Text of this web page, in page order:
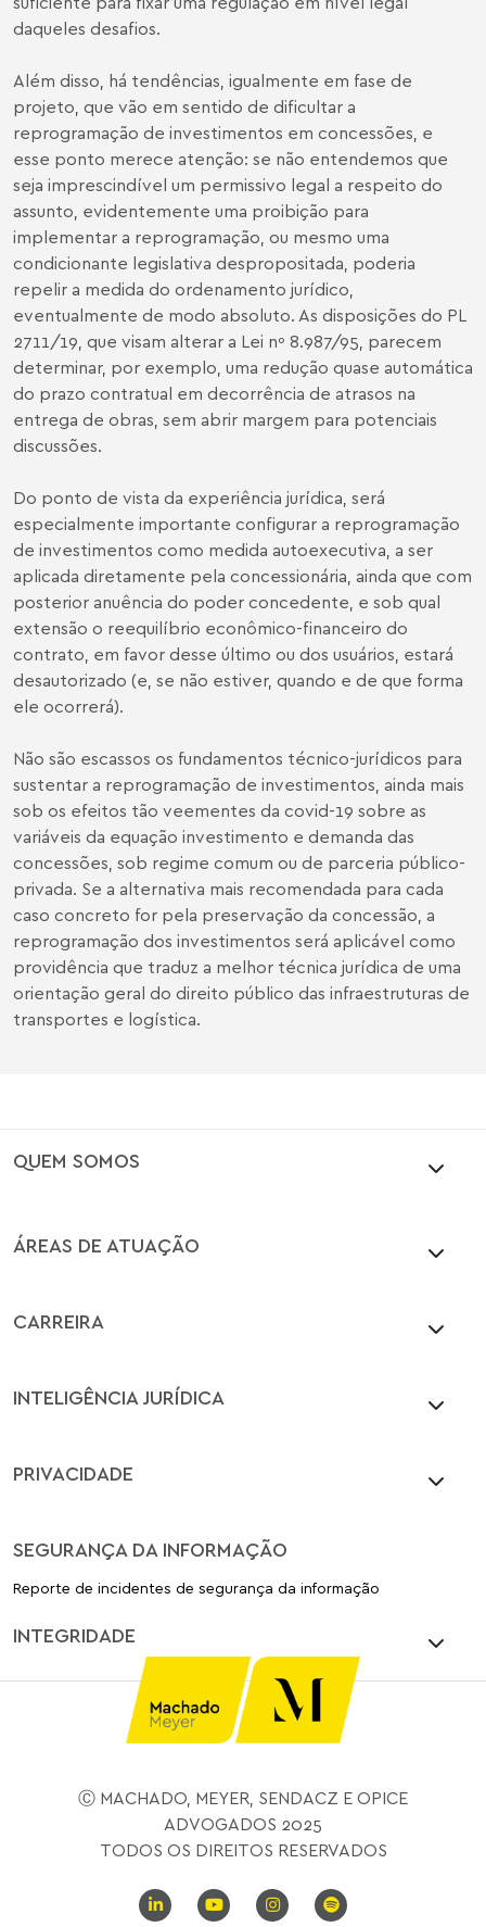
daqueles desafios.
Além disso, há tendências, igualmente em fase de
projeto, que vão em sentido de dificultar a
reprogramação de investimentos em concessões, e
esse ponto merece atenção: se não entendemos que
seja imprescindível um permissivo legal a respeito do
assunto, evidentemente uma proibição para
implementar a reprogramação, ou mesmo uma
condicionante legislativa despropositada, poderia
repelir a medida do ordenamento jurídico,
eventualmente de modo absoluto. As disposições do PL
2711/19, que visam alterar a Lei nº 8.987/95, parecem
determinar, por exemplo, uma redução quase automática
do prazo contratual em decorrência de atrasos na
entrega de obras, sem abrir margem para potenciais
discussões.
Do ponto de vista da experiência jurídica, será
especialmente importante configurar a reprogramação
de investimentos como medida autoexecutiva, a ser
aplicada diretamente pela concessionária, ainda que com
posterior anuência do poder concedente, e sob qual
extensão o reequilíbrio econômico-financeiro do
contrato, em favor desse último ou dos usuários, estará
desautorizado (e, se não estiver, quando e de que forma
ele ocorrerá).
Não são escassos os fundamentos técnico-jurídicos para
sustentar a reprogramação de investimentos, ainda mais
sob os efeitos tão veementes da covid-19 sobre as
variáveis da equação investimento e demanda das
concessões, sob regime comum ou de parceria público-
privada. Se a alternativa mais recomendada para cada
caso concreto for pela preservação da concessão, a
reprogramação dos investimentos será aplicável como
providência que traduz a melhor técnica jurídica de uma
orientação geral do direito público das infraestruturas de
transportes e logística.
QUEM SOMOS
ÁREAS DE ATUAÇÃO
CARREIRA
INTELIGÊNCIA JURÍDICA
PRIVACIDADE
SEGURANÇA DA INFORMAÇÃO
Reporte de incidentes de segurança da informação
INTEGRIDADE
Ⓒ MACHADO, MEYER, SENDACZ E OPICE
ADVOGADOS 2025
TODOS OS DIREITOS RESERVADOS